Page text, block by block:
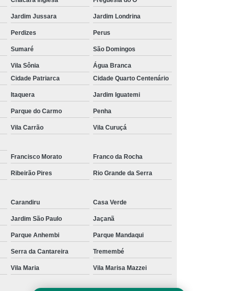
Frutas Processadas Embaladas a Vacuo
Processadas sob Forma de Salada
Break
Kit Lanche Corporativo
Kit Lanche para Empresas
para Festa
Kit Lanche Personalizado
Frutas Cortadas em Pote
Frutas no Pote
Frutas no Pote para Vender
no Pote
Pote de Frutas
Salada de Fruta para Empresa
de Fruta para Encomenda de Empresa
para Escritórios
Jardim Jussara Jardim Londrina
Perdizes Perus
Sumaré São Domingos
Vila Sônia
Água Branca
Cidade Patriarca Cidade Quarto Centenário
Itaquera Jardim Iguatemi
Parque do Carmo Penha
Vila Carrão Vila Curuçá
Francisco Morato Franco da Rocha
Ribeirão Pires Rio Grande da Serra
Carandiru Casa Verde
Jardim São Paulo Jaçanã
Parque Anhembi Parque Mandaqui
Serra da Cantareira Tremembé
Vila Maria Vila Marisa Mazzei